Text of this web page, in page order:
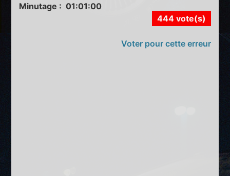
Minutage : 01:01:00
444 vote(s)
Voter pour cette erreur